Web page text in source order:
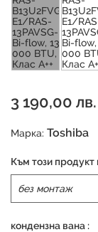
3 190,00 лв.
Марка: Toshiba
Към този
кондензна вана :